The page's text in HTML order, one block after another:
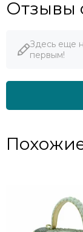
Отзывы
Здесь еще
первым!